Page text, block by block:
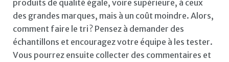
produits de qualité égale, voire supérieure, à ceux
des grandes marques, mais à un coût moindre. Alors,
comment faire le tri ? Pensez à demander des
échantillons et encouragez votre équipe à les tester.
Vous pourrez ensuite collecter des commentaires et